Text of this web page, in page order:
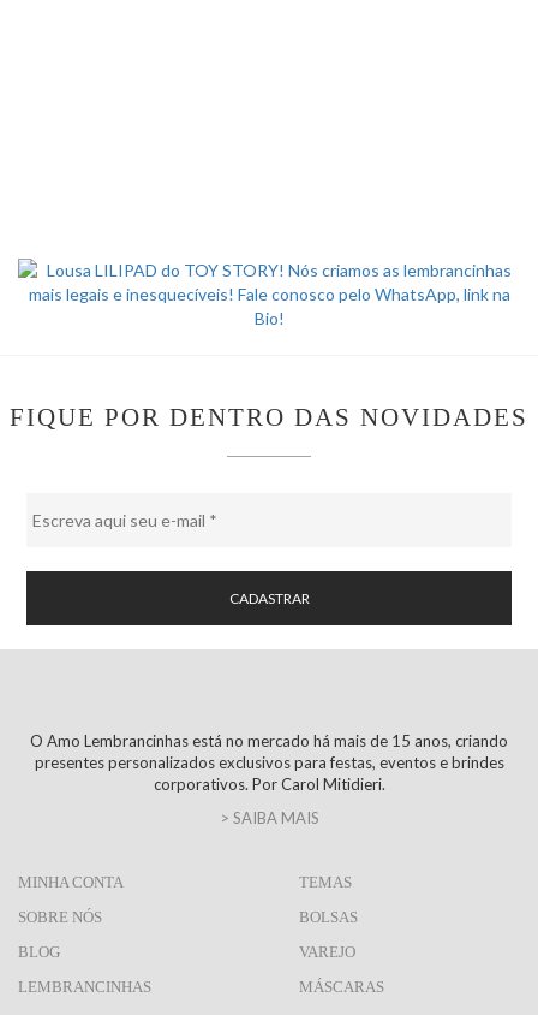
FIQUE POR DENTRO DAS NOVIDADES
O Amo Lembrancinhas está no mercado há mais de 15 anos, criando
presentes personalizados exclusivos para festas, eventos e brindes
corporativos. Por Carol Mitidieri.
> SAIBA MAIS
MINHA CONTA
SOBRE NÓS
BLOG
LEMBRANCINHAS
TEMAS
BOLSAS
VAREJO
MÁSCARAS